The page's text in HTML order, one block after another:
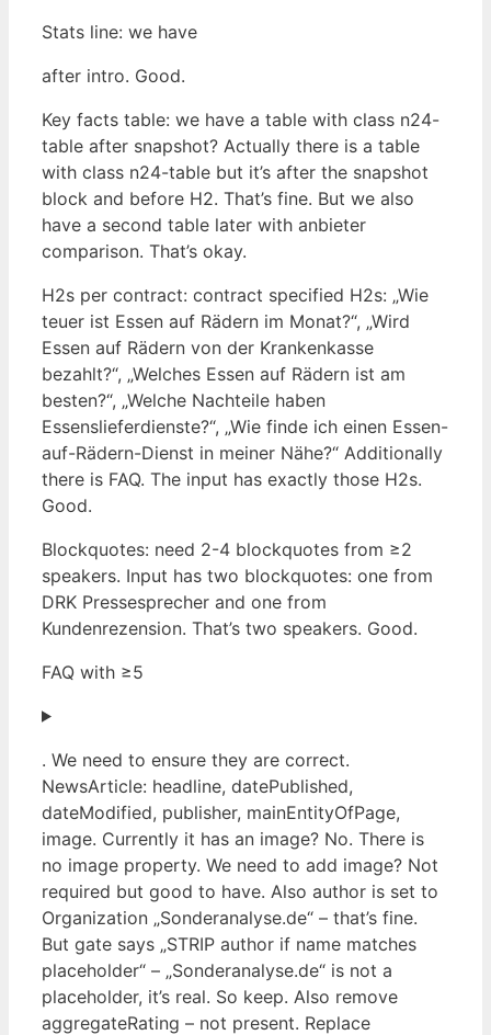
Stats line: we have
after intro. Good.
Key facts table: we have a table with class n24-
table after snapshot? Actually there is a table
with class n24-table but it’s after the snapshot
block and before H2. That’s fine. But we also
have a second table later with anbieter
comparison. That’s okay.
H2s per contract: contract specified H2s: „Wie
teuer ist Essen auf Rädern im Monat?“, „Wird
Essen auf Rädern von der Krankenkasse
bezahlt?“, „Welches Essen auf Rädern ist am
besten?“, „Welche Nachteile haben
Essenslieferdienste?“, „Wie finde ich einen Essen-
auf-Rädern-Dienst in meiner Nähe?“ Additionally
there is FAQ. The input has exactly those H2s.
Good.
Blockquotes: need 2-4 blockquotes from ≥2
speakers. Input has two blockquotes: one from
DRK Pressesprecher and one from
Kundenrezension. That’s two speakers. Good.
FAQ with ≥5
. We need to ensure they are correct.
NewsArticle: headline, datePublished,
dateModified, publisher, mainEntityOfPage,
image. Currently it has an image? No. There is
no image property. We need to add image? Not
required but good to have. Also author is set to
Organization „Sonderanalyse.de“ – that’s fine.
But gate says „STRIP author if name matches
placeholder“ – „Sonderanalyse.de“ is not a
placeholder, it’s real. So keep. Also remove
aggregateRating – not present. Replace